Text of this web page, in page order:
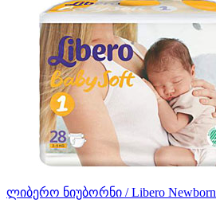
ლიბერო ნიუბორნი / Libero Newborn